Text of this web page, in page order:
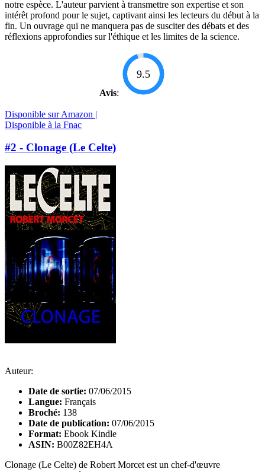
notre espèce. L'auteur parvient à transmettre son expertise et son
intérêt profond pour le sujet, captivant ainsi les lecteurs du début à la
fin. Un ouvrage qui ne manquera pas de susciter des débats et des
réflexions approfondies sur l'éthique et les limites de la science.
Avis:
9.5
Disponible sur Amazon |
Disponible à la Fnac
#2 - Clonage (Le Celte)
Auteur:
Date de sortie: 07/06/2015
Langue: Français
Broché: 138
Date de publication: 07/06/2015
Format: Ebook Kindle
ASIN: B00Z82EH4A
Clonage (Le Celte) de Robert Morcet est un chef-d'œuvre